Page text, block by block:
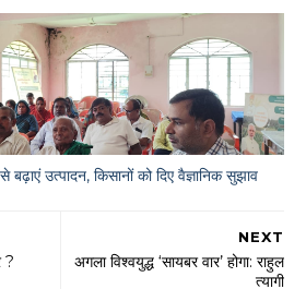
उत्पादन, किसानों को दिए वैज्ञानिक सुझाव
NEXT
अगला विश्वयुद्ध ‘सायबर वार’ होगा: राहुल
त्यागी
?